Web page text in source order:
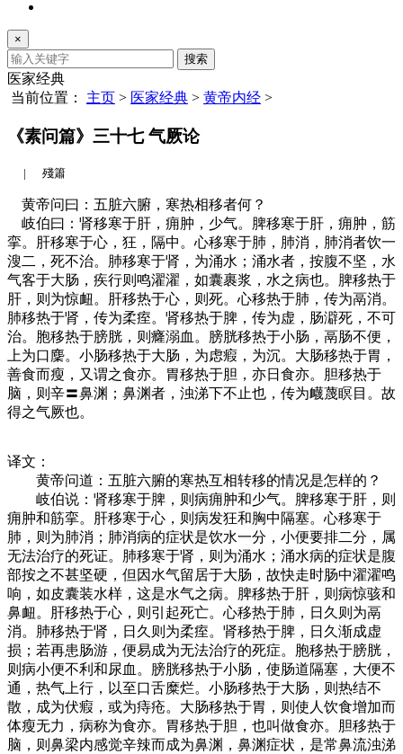
×
搜索
医家经典
当前位置： 主页 > 医家经典 > 黄帝内经 >
《素问篇》三十七 气厥论
| 殘簫
黄帝问曰：五脏六腑，寒热相移者何？
岐伯曰：肾移寒于肝，痈肿，少气。脾移寒于肝，痈肿，筋
挛。肝移寒于心，狂，隔中。心移寒于肺，肺消，肺消者饮一
溲二，死不治。肺移寒于肾，为涌水；涌水者，按腹不坚，水
气客于大肠，疾行则鸣濯濯，如囊裹浆，水之病也。脾移热于
肝，则为惊衄。肝移热于心，则死。心移热于肺，传为鬲消。
肺移热于肾，传为柔痓。肾移热于脾，传为虚，肠澼死，不可
治。胞移热于膀胱，则癃溺血。膀胱移热于小肠，鬲肠不便，
上为口麇。小肠移热于大肠，为虑瘕，为沉。大肠移热于胃，
善食而瘦，又谓之食亦。胃移热于胆，亦日食亦。胆移热于
脑，则辛〓鼻渊；鼻渊者，浊涕下不止也，传为衊蔑瞑目。故
得之气厥也。
译文：
黄帝问道：五脏六腑的寒热互相转移的情况是怎样的？
岐伯说：肾移寒于脾，则病痈肿和少气。脾移寒于肝，则
痈肿和筋挛。肝移寒于心，则病发狂和胸中隔塞。心移寒于
肺，则为肺消；肺消病的症状是饮水一分，小便要排二分，属
无法治疗的死证。肺移寒于肾，则为涌水；涌水病的症状是腹
部按之不甚坚硬，但因水气留居于大肠，故快走时肠中濯濯鸣
响，如皮囊装水样，这是水气之病。脾移热于肝，则病惊骇和
鼻衄。肝移热于心，则引起死亡。心移热于肺，日久则为鬲
消。肺移热于肾，日久则为柔痓。肾移热于脾，日久渐成虚
损；若再患肠游，便易成为无法治疗的死症。胞移热于膀胱，
则病小便不利和尿血。膀胱移热于小肠，使肠道隔塞，大便不
通，热气上行，以至口舌糜烂。小肠移热于大肠，则热结不
散，成为伏瘕，或为痔疮。大肠移热于胃，则使人饮食增加而
体瘦无力，病称为食亦。胃移热于胆，也叫做食亦。胆移热于
脑，则鼻梁内感觉辛辣而成为鼻渊，鼻渊症状，是常鼻流浊涕